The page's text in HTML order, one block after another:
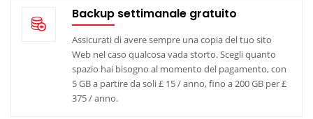
Backup settimanale gratuito
Assicurati di avere sempre una copia del tuo sito
Web nel caso qualcosa vada storto. Scegli quanto
spazio hai bisogno al momento del pagamento, con
5 GB a partire da soli £ 15 / anno, fino a 200 GB per £
375 / anno.